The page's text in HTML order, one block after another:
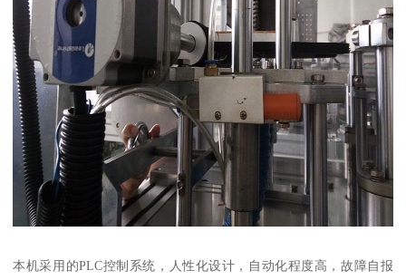
本机采用的PLC控制系统，人性化设计，自动化程度高，故障自报